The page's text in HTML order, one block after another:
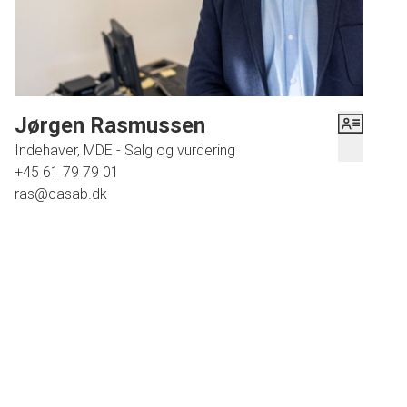
Jørgen Rasmussen
Indehaver, MDE - Salg og vurdering
+45 61 79 79 01
ras@casab.dk